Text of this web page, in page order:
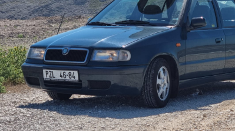
Univerzální autodoplňky
Srazová samolepka / Přelepka /
samolepka / Přelepka
- Morava - orlice - 2 ks